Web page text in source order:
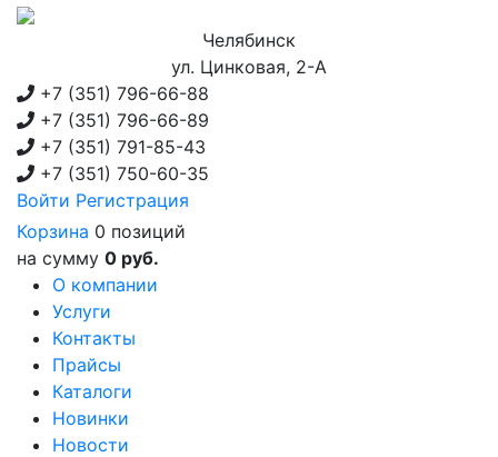
Челябинск
ул. Цинковая, 2-А
+7 (351) 796-66-88
+7 (351) 796-66-89
+7 (351) 791-85-43
+7 (351) 750-60-35
Войти Регистрация
Корзина 0 позиций
на сумму 0 руб.
О компании
Услуги
Контакты
Прайсы
Каталоги
Новинки
Новости